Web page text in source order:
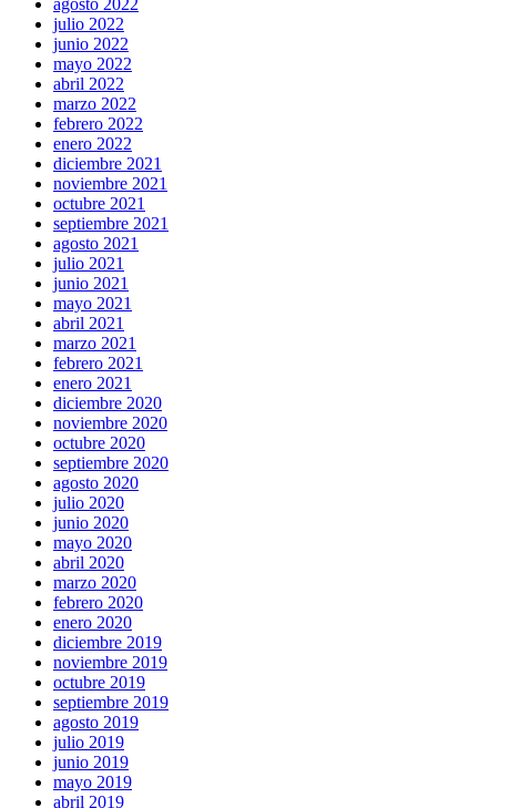
agosto 2022
julio 2022
junio 2022
mayo 2022
abril 2022
marzo 2022
febrero 2022
enero 2022
diciembre 2021
noviembre 2021
octubre 2021
septiembre 2021
agosto 2021
julio 2021
junio 2021
mayo 2021
abril 2021
marzo 2021
febrero 2021
enero 2021
diciembre 2020
noviembre 2020
octubre 2020
septiembre 2020
agosto 2020
julio 2020
junio 2020
mayo 2020
abril 2020
marzo 2020
febrero 2020
enero 2020
diciembre 2019
noviembre 2019
octubre 2019
septiembre 2019
agosto 2019
julio 2019
junio 2019
mayo 2019
abril 2019